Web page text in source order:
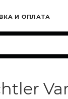
И ОПЛАТА